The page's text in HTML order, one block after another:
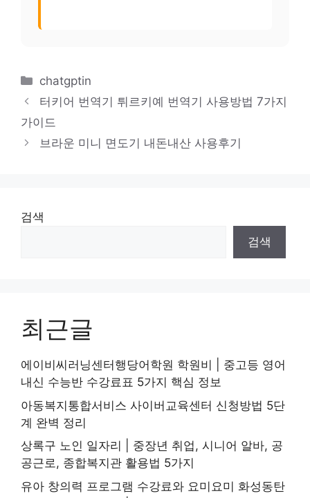
카
테
리
chatgptin
터키어 번역기 튀르키예 번역기 사용방법 7가지
가이드
브라운 미니 면도기 내돈내산 사용후기
검색
검색
최근글
에이비씨러닝센터행당어학원 학원비 | 중고등 영어
내신 수능반 수강료표 5가지 핵심 정보
아동복지통합서비스 사이버교육센터 신청방법 5단
계 완벽 정리
상록구 노인 일자리 | 중장년 취업, 시니어 알바, 공
공근로, 종합복지관 활용법 5가지
유아 창의력 프로그램 수강료와 요미요미 화성동탄